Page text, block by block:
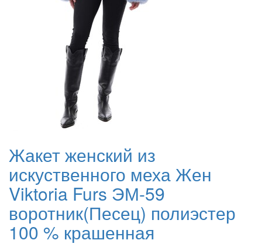
Жакет женский из
искуственного меха Жен
Viktoria Furs ЭМ-59
воротник(Песец) полиэстер
100 % крашенная